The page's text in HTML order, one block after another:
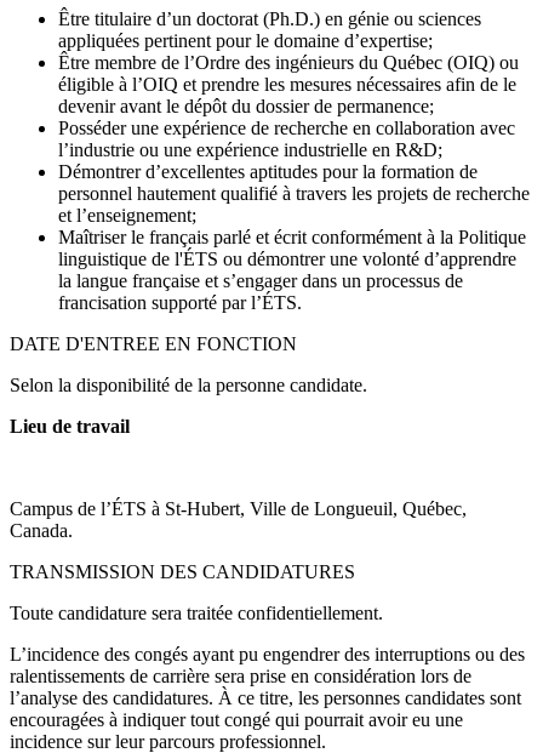
Être titulaire d’un doctorat (Ph.D.) en génie ou sciences
appliquées pertinent pour le domaine d’expertise;
Être membre de l’Ordre des ingénieurs du Québec (OIQ) ou
éligible à l’OIQ et prendre les mesures nécessaires afin de le
devenir avant le dépôt du dossier de permanence;
Posséder une expérience de recherche en collaboration avec
l’industrie ou une expérience industrielle en R&D;
Démontrer d’excellentes aptitudes pour la formation de
personnel hautement qualifié à travers les projets de recherche
et l’enseignement;
Maîtriser le français parlé et écrit conformément à la Politique
linguistique de l'ÉTS ou démontrer une volonté d’apprendre
la langue française et s’engager dans un processus de
francisation supporté par l’ÉTS.
DATE D'ENTREE EN FONCTION
Selon la disponibilité de la personne candidate.
Lieu de travail
Campus de l’ÉTS à St-Hubert, Ville de Longueuil, Québec,
Canada.
TRANSMISSION DES CANDIDATURES
Toute candidature sera traitée confidentiellement.
L’incidence des congés ayant pu engendrer des interruptions ou des
ralentissements de carrière sera prise en considération lors de
l’analyse des candidatures. À ce titre, les personnes candidates sont
encouragées à indiquer tout congé qui pourrait avoir eu une
incidence sur leur parcours professionnel.